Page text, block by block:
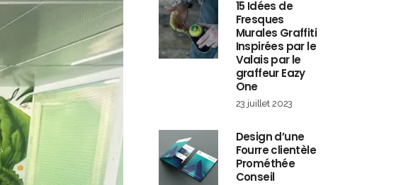
15 Idées de
Fresques
Murales Graffiti
Inspirées par le
Valais par le
graffeur Eazy
One
23 juillet 2023
Design d’une
Fourre clientèle
Prométhée
Conseil